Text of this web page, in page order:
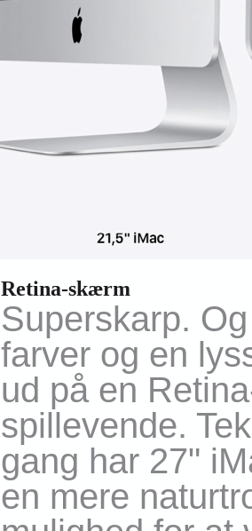
Retina-skærm
Superskarp.
farver og en
ud på en
spillevende.
gang har 27"
en mere